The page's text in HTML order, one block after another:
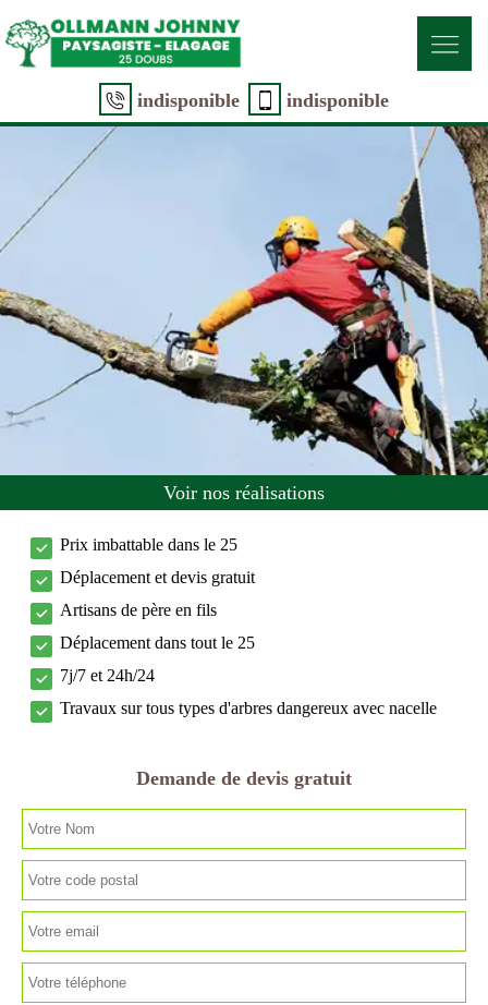
indisponible indisponible
Voir nos réalisations
Prix imbattable dans le 25
Déplacement et devis gratuit
Artisans de père en fils
Déplacement dans tout le 25
7j/7 et 24h/24
Travaux sur tous types d'arbres dangereux avec nacelle
Demande de devis gratuit